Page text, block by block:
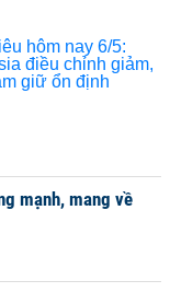
mạnh, mang về